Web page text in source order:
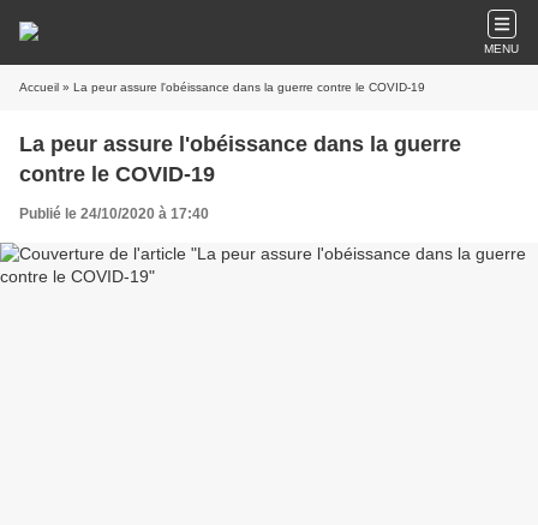
MENU
Accueil » La peur assure l'obéissance dans la guerre contre le COVID-19
La peur assure l'obéissance dans la guerre
contre le COVID-19
Publié le 24/10/2020 à 17:40